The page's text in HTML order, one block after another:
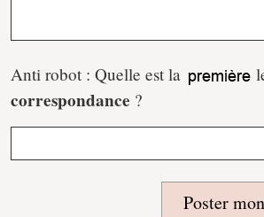
Anti robot : Quelle est la
correspondance ?
Poster